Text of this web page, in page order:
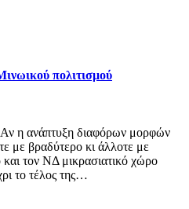
πολιτισμού
η ανάπτυξη διαφόρων μορφών
με βραδύτερο κι άλλοτε με
τον ΝΔ μικρασιατικό χώρο
το τέλος της…